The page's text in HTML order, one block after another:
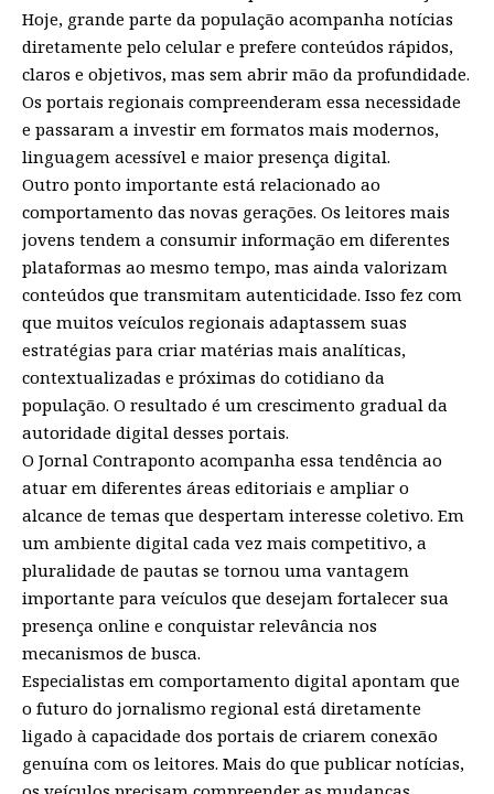
Hoje, grande parte da população acompanha notícias
diretamente pelo celular e prefere conteúdos rápidos,
claros e objetivos, mas sem abrir mão da profundidade.
Os portais regionais compreenderam essa necessidade
e passaram a investir em formatos mais modernos,
linguagem acessível e maior presença digital.
Outro ponto importante está relacionado ao
comportamento das novas gerações. Os leitores mais
jovens tendem a consumir informação em diferentes
plataformas ao mesmo tempo, mas ainda valorizam
conteúdos que transmitam autenticidade. Isso fez com
que muitos veículos regionais adaptassem suas
estratégias para criar matérias mais analíticas,
contextualizadas e próximas do cotidiano da
população. O resultado é um crescimento gradual da
autoridade digital desses portais.
O Jornal Contraponto acompanha essa tendência ao
atuar em diferentes áreas editoriais e ampliar o
alcance de temas que despertam interesse coletivo. Em
um ambiente digital cada vez mais competitivo, a
pluralidade de pautas se tornou uma vantagem
importante para veículos que desejam fortalecer sua
presença online e conquistar relevância nos
mecanismos de busca.
Especialistas em comportamento digital apontam que
o futuro do jornalismo regional está diretamente
ligado à capacidade dos portais de criarem conexão
genuína com os leitores. Mais do que publicar notícias,